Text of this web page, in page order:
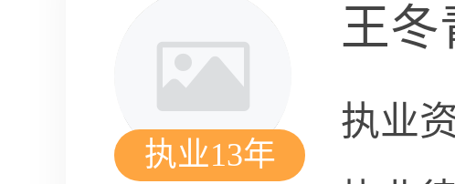
执业13年
王冬
执业资